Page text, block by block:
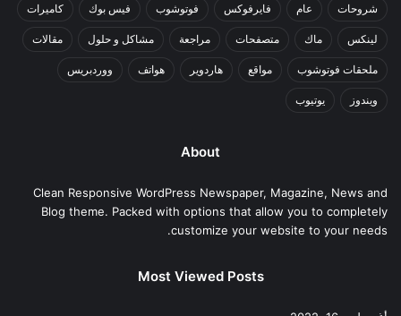
شروحات عام فايرفوكس فوتوشوب فيس بوك كاميرات
لينكس ماك متصفحات مراجعة مشاكل و حلول مقالات
ملحقات فوتوشوب مواقع هاردوير هواتف ووردبريس
ويندوز يوتيوب
About
Clean Responsive WordPress Newspaper, Magazine, News and
Blog theme. Packed with options that allow you to completely
customize your website to your needs.
Most Viewed Posts